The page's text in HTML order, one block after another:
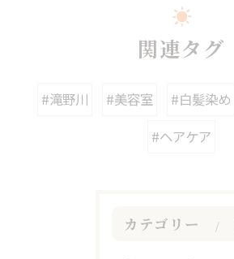
関連タグ
#滝野川 #美容室 #白髪染め
#ヘアケア
カテゴリー